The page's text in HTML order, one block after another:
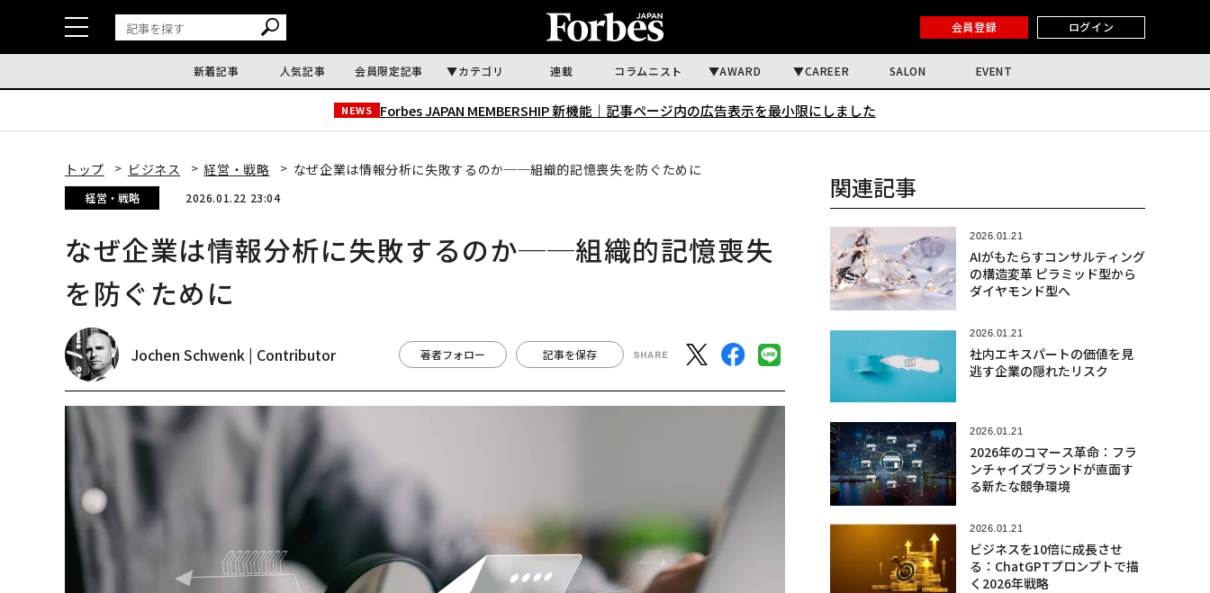
会員登録 ログイン
新着記事 人気記事 会員限定記事 カテゴリ 連載 コラムニスト AWARD CAREER SALON EVENT
NEWS Forbes JAPAN MEMBERSHIP 新機能｜ 記事ページ内の広告表示を最小限にしました
トップ ビジネス 経営・戦略 なぜ企業は情報分析に失敗するのか──組織的記憶喪失を防ぐために
経営・戦略 2026.01.22 23:04
なぜ企業は情報分析に失敗するのか──組織的記憶喪失
を防ぐために
Jochen Schwenk | Contributor 著者フォロー 記事を保存
関連記事
2026.01.21
AIがもたらすコンサルティング
の構造変革 ピラミッド型から
ダイヤモンド型へ
2026.01.21
社内エキスパートの価値を見
逃す企業の隠れたリスク
2026.01.21
2026年のコマース革命：フラ
ンチャイズブランドが直面す
る新たな競争環境
2026.01.21
ビジネスを10倍に成長させ
る：ChatGPTプロンプトで描
く2026年戦略